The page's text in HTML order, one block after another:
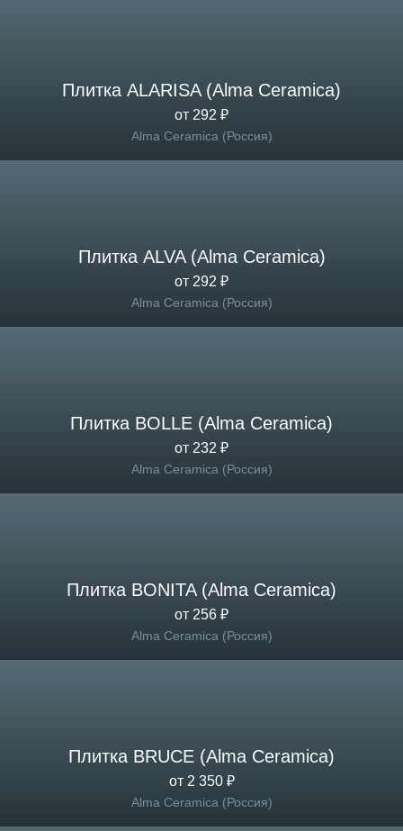
Плитка ALARISA (Alma Ceramica)
от 292 ₽
Alma Ceramica (Россия)
Плитка ALVA (Alma Ceramica)
от 292 ₽
Alma Ceramica (Россия)
Плитка BOLLE (Alma Ceramica)
от 232 ₽
Alma Ceramica (Россия)
Плитка BONITA (Alma Ceramica)
от 256 ₽
Alma Ceramica (Россия)
Плитка BRUCE (Alma Ceramica)
от 2 350 ₽
Alma Ceramica (Россия)